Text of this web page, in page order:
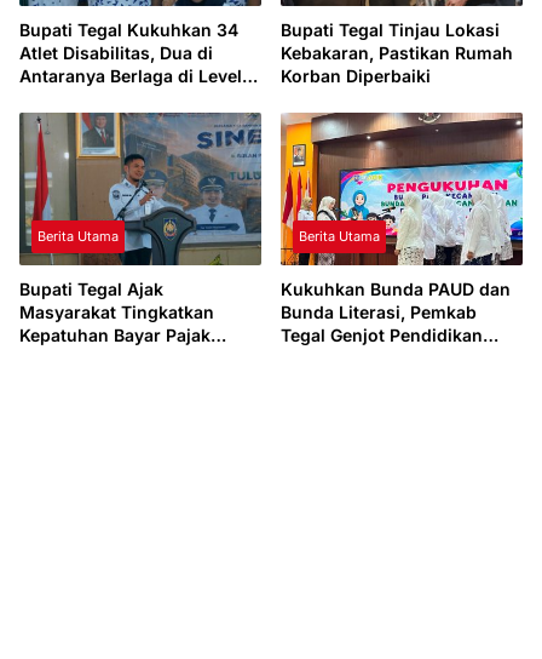
Bupati Tegal Kukuhkan 34
Atlet Disabilitas, Dua di
Antaranya Berlaga di Level
Bupati Tegal Tinjau Lokasi
Kebakaran, Pastikan Rumah
Korban Diperbaiki
Berita Utama
Bupati Tegal Ajak
Masyarakat Tingkatkan
Kepatuhan Bayar Pajak
Berita Utama
Kukuhkan Bunda PAUD dan
Bunda Literasi, Pemkab
Tegal Genjot Pendidikan